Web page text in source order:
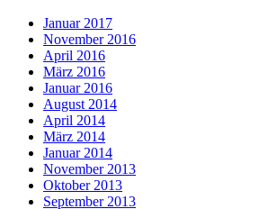
Januar 2017
November 2016
April 2016
März 2016
Januar 2016
August 2014
April 2014
März 2014
Januar 2014
November 2013
Oktober 2013
September 2013